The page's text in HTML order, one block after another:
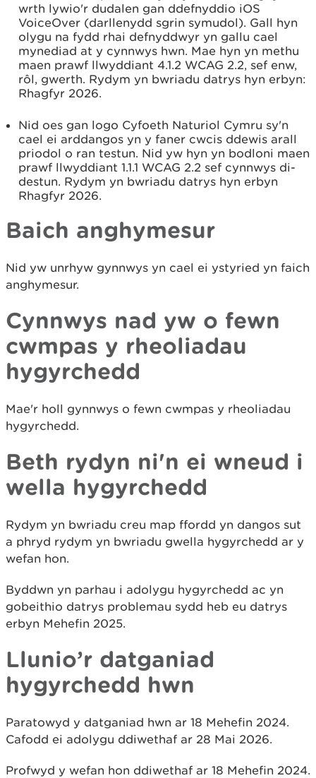
wrth lywio'r dudalen gan ddefnyddio iOS
VoiceOver (darllenydd sgrin symudol). Gall hyn
olygu na fydd rhai defnyddwyr yn gallu cael
mynediad at y cynnwys hwn. Mae hyn yn methu
maen prawf llwyddiant 4.1.2 WCAG 2.2, sef enw,
rôl, gwerth. Rydym yn bwriadu datrys hyn erbyn:
Rhagfyr 2026.
Nid oes gan logo Cyfoeth Naturiol Cymru sy'n
cael ei arddangos yn y faner cwcis ddewis arall
priodol o ran testun. Nid yw hyn yn bodloni maen
prawf llwyddiant 1.1.1 WCAG 2.2 sef cynnwys di-
destun. Rydym yn bwriadu datrys hyn erbyn
Rhagfyr 2026.
Baich anghymesur
Nid yw unrhyw gynnwys yn cael ei ystyried yn faich
anghymesur.
Cynnwys nad yw o fewn
cwmpas y rheoliadau
hygyrchedd
Mae'r holl gynnwys o fewn cwmpas y rheoliadau
hygyrchedd.
Beth rydyn ni'n ei wneud i
wella hygyrchedd
Rydym yn bwriadu creu map ffordd yn dangos sut
a phryd rydym yn bwriadu gwella hygyrchedd ar y
wefan hon.
Byddwn yn parhau i adolygu hygyrchedd ac yn
gobeithio datrys problemau sydd heb eu datrys
erbyn Mehefin 2025.
Llunio’r datganiad
hygyrchedd hwn
Paratowyd y datganiad hwn ar 18 Mehefin 2024.
Cafodd ei adolygu ddiwethaf ar 28 Mai 2026.
Profwyd y wefan hon ddiwethaf ar 18 Mehefin 2024.